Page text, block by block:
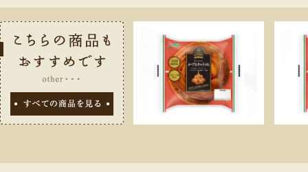
すべての商品を見る